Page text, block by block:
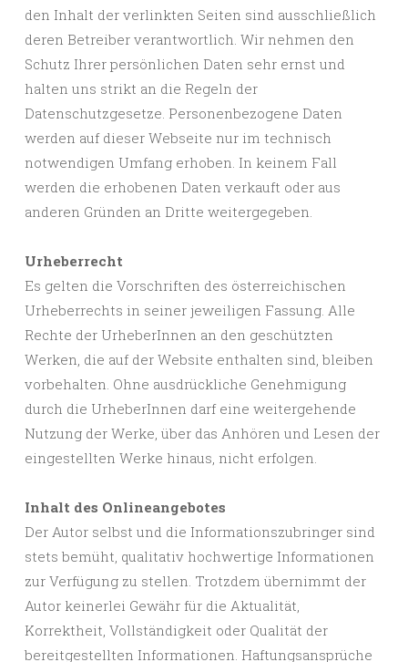
den Inhalt der verlinkten Seiten sind ausschließlich
deren Betreiber verantwortlich. Wir nehmen den
Schutz Ihrer persönlichen Daten sehr ernst und
halten uns strikt an die Regeln der
Datenschutzgesetze. Personenbezogene Daten
werden auf dieser Webseite nur im technisch
notwendigen Umfang erhoben. In keinem Fall
werden die erhobenen Daten verkauft oder aus
anderen Gründen an Dritte weitergegeben.
Urheberrecht
Es gelten die Vorschriften des österreichischen
Urheberrechts in seiner jeweiligen Fassung. Alle
Rechte der UrheberInnen an den geschützten
Werken, die auf der Website enthalten sind, bleiben
vorbehalten. Ohne ausdrückliche Genehmigung
durch die UrheberInnen darf eine weitergehende
Nutzung der Werke, über das Anhören und Lesen der
eingestellten Werke hinaus, nicht erfolgen.
Inhalt des Onlineangebotes
Der Autor selbst und die Informationszubringer sind
stets bemüht, qualitativ hochwertige Informationen
zur Verfügung zu stellen. Trotzdem übernimmt der
Autor keinerlei Gewähr für die Aktualität,
Korrektheit, Vollständigkeit oder Qualität der
bereitgestellten Informationen. Haftungsansprüche